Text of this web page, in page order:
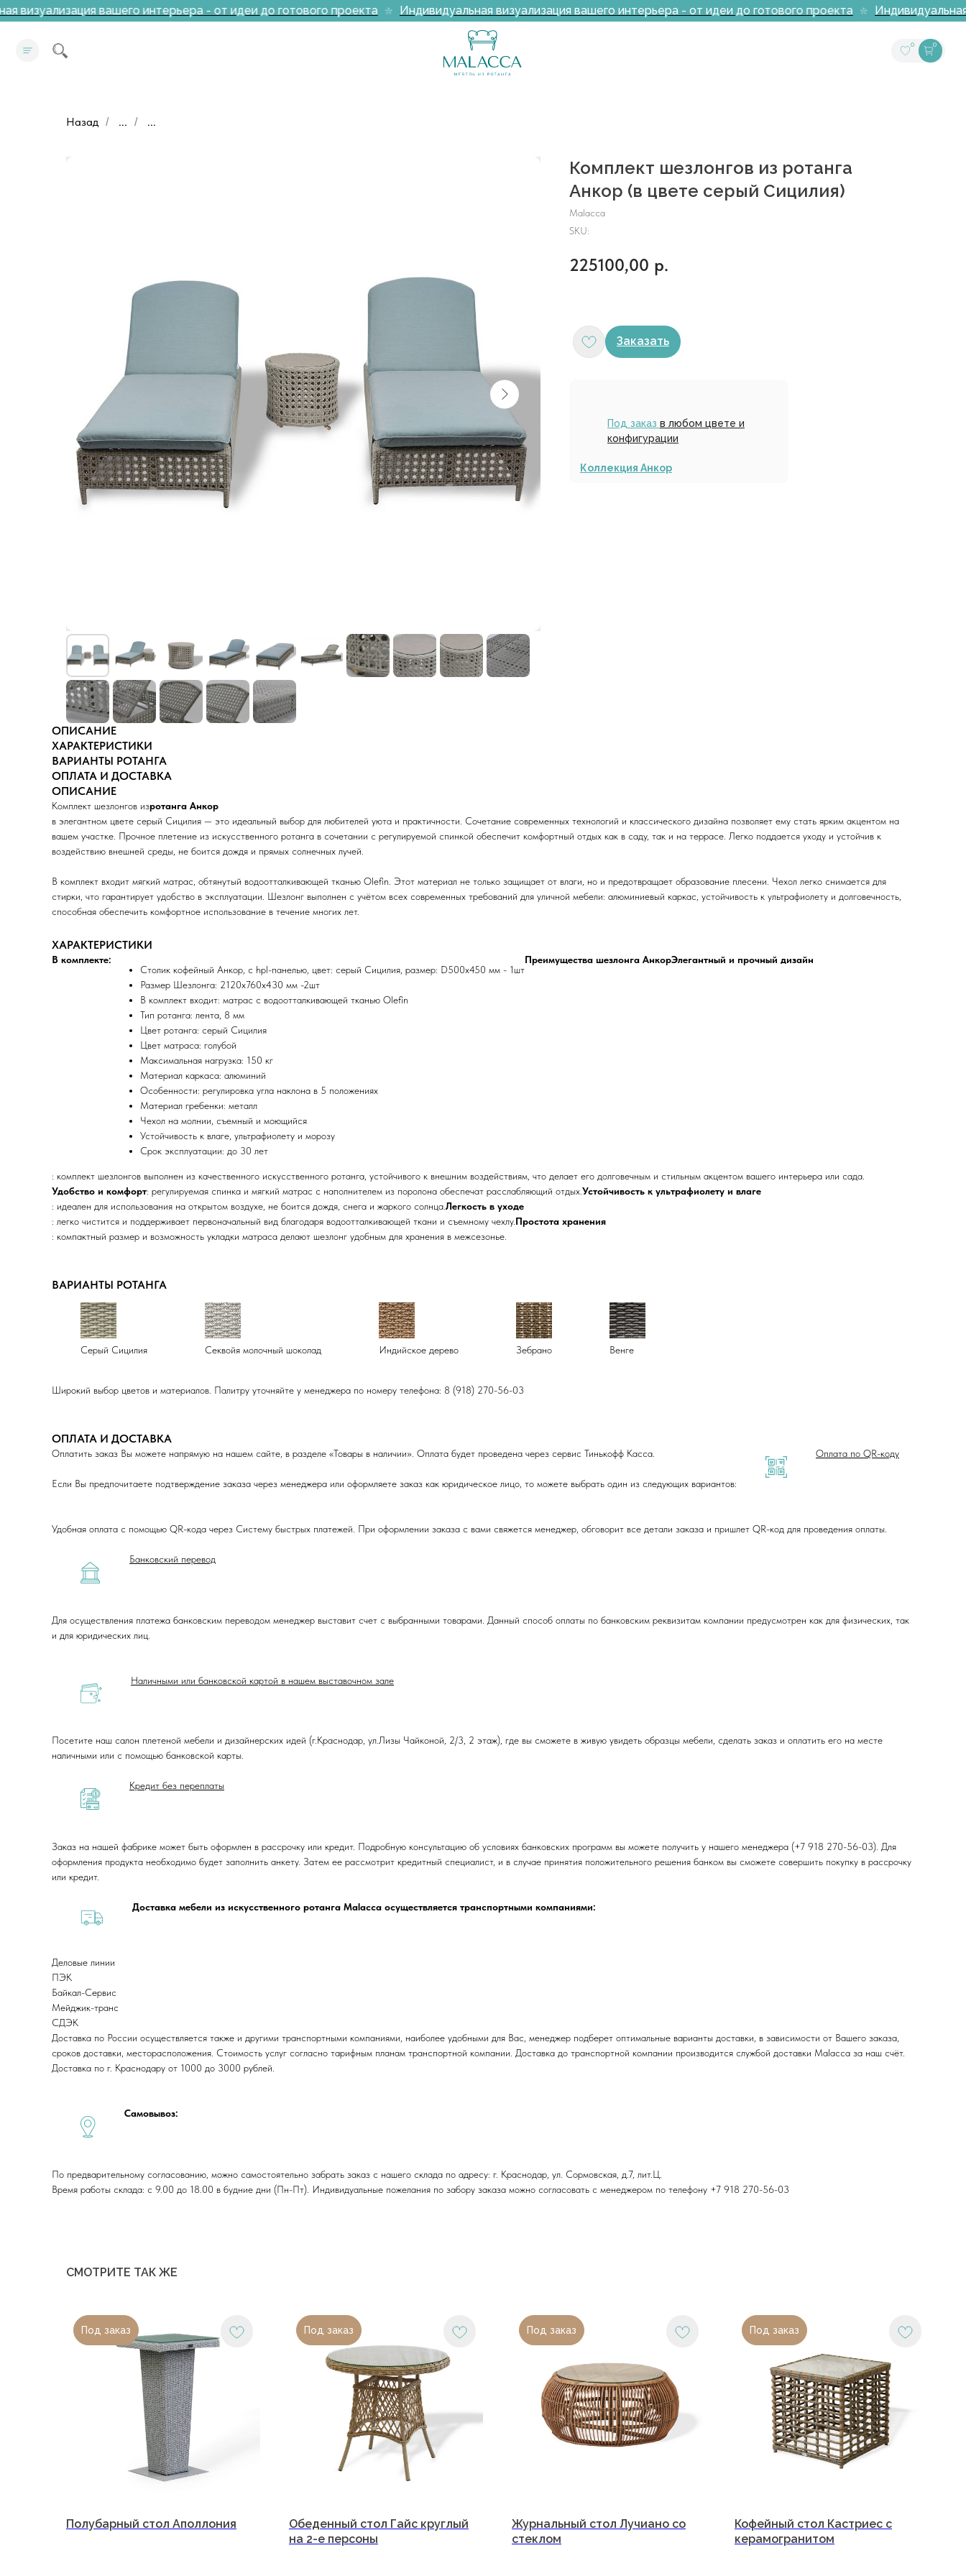
визуализация вашего интерьера - от идеи до готового проекта Индивидуальная визуализация вашего интерьера - от идеи до готового проекта Индивидуальная
Назад / ... / ...
Комплект шезлонгов из ротанга
Анкор (в цвете серый Сицилия)
Malacca
SKU:
225100,00 р.
Заказать
Под заказ в любом цвете и
конфигурации
Коллекция Анкор
ОПИСАНИЕ
ХАРАКТЕРИСТИКИ
ВАРИАНТЫ РОТАНГА
ОПЛАТА И ДОСТАВКА
ОПИСАНИЕ
Комплект шезлонгов изротанга Анкор
в элегантном цвете серый Сицилия — это идеальный выбор для любителей уюта и практичности. Сочетание современных технологий и классического дизайна позволяет ему стать ярким акцентом на
вашем участке. Прочное плетение из искусственного ротанга в сочетании с регулируемой спинкой обеспечит комфортный отдых как в саду, так и на террасе. Легко поддается уходу и устойчив к
воздействию внешней среды, не боится дождя и прямых солнечных лучей.
В комплект входит мягкий матрас, обтянутый водоотталкивающей тканью Olefin. Этот материал не только защищает от влаги, но и предотвращает образование плесени. Чехол легко снимается для
стирки, что гарантирует удобство в эксплуатации. Шезлонг выполнен с учётом всех современных требований для уличной мебели: алюминиевый каркас, устойчивость к ультрафиолету и долговечность,
способная обеспечить комфортное использование в течение многих лет.
ХАРАКТЕРИСТИКИ
В комплекте:
Столик кофейный Анкор, с hpl-панелью, цвет: серый Сицилия, размер: D500х450 мм - 1шт
Размер Шезлонга: 2120х760х430 мм -2шт
В комплект входит: матрас с водоотталкивающей тканью Olefin
Тип ротанга: лента, 8 мм
Цвет ротанга: серый Сицилия
Цвет матраса: голубой
Максимальная нагрузка: 150 кг
Материал каркаса: алюминий
Особенности: регулировка угла наклона в 5 положениях
Материал гребенки: металл
Чехол на молнии, съемный и моющийся
Устойчивость к влаге, ультрафиолету и морозу
Срок эксплуатации: до 30 лет
Преимущества шезлонга АнкорЭлегантный и прочный дизайн
: комплект шезлонгов выполнен из качественного искусственного ротанга, устойчивого к внешним воздействиям, что делает его долговечным и стильным акцентом вашего интерьера или сада.
Удобство и комфорт: регулируемая спинка и мягкий матрас с наполнителем из поролона обеспечат расслабляющий отдых.Устойчивость к ультрафиолету и влаге
: идеален для использования на открытом воздухе, не боится дождя, снега и жаркого солнца.Легкость в уходе
: легко чистится и поддерживает первоначальный вид благодаря водоотталкивающей ткани и съемному чехлу.Простота хранения
: компактный размер и возможность укладки матраса делают шезлонг удобным для хранения в межсезонье.
ВАРИАНТЫ РОТАНГА
Серый Сицилия Секвойя молочный шоколад Индийское дерево Зебрано Венге
Широкий выбор цветов и материалов. Палитру уточняйте у менеджера по номеру телефона: 8 (918) 270-56-03
ОПЛАТА И ДОСТАВКА
Оплатить заказ Вы можете напрямую на нашем сайте, в разделе «Товары в наличии». Оплата будет проведена через сервис Тинькофф Касса.
Если Вы предпочитаете подтверждение заказа через менеджера или оформляете заказ как юридическое лицо, то можете выбрать один из следующих вариантов:
Оплата по QR-коду
Удобная оплата с помощью QR-кода через Систему быстрых платежей. При оформлении заказа с вами свяжется менеджер, обговорит все детали заказа и пришлет QR-код для проведения оплаты.
Банковский перевод
Для осуществления платежа банковским переводом менеджер выставит счет с выбранными товарами. Данный способ оплаты по банковским реквизитам компании предусмотрен как для физических, так
и для юридических лиц.
Наличными или банковской картой в нашем выставочном зале
Посетите наш салон плетеной мебели и дизайнерских идей (г.Краснодар, ул.Лизы Чайконой, 2/3, 2 этаж), где вы сможете в живую увидеть образцы мебели, сделать заказ и оплатить его на месте
наличными или с помощью банковской карты.
Кредит без переплаты
Заказ на нашей фабрике может быть оформлен в рассрочку или кредит. Подробную консультацию об условиях банковских программ вы можете получить у нашего менеджера (+7 918 270-56-03). Для
оформления продукта необходимо будет заполнить анкету. Затем ее рассмотрит кредитный специалист, и в случае принятия положительного решения банком вы сможете совершить покупку в рассрочку
или кредит.
Доставка мебели из искусственного ротанга Malacca осуществляется транспортными компаниями:
Деловые линии
ПЭК
Байкал-Сервис
Мейджик-транс
СДЭК
Доставка по России осуществляется также и другими транспортными компаниями, наиболее удобными для Вас, менеджер подберет оптимальные варианты доставки, в зависимости от Вашего заказа,
сроков доставки, месторасположения. Стоимость услуг согласно тарифным планам транспортной компании. Доставка до транспортной компании производится службой доставки Malacca за наш счёт.
Доставка по г. Краснодару от 1000 до 3000 рублей.
Самовывоз:
По предварительному согласованию, можно самостоятельно забрать заказ с нашего склада по адресу: г. Краснодар, ул. Сормовская, д.7, лит.Ц.
Время работы склада: с 9.00 до 18.00 в будние дни (Пн-Пт). Индивидуальные пожелания по забору заказа можно согласовать с менеджером по телефону +7 918 270-56-03
СМОТРИТЕ ТАК ЖЕ
Под заказ
Полубарный стол Аполлония
Под заказ
Обеденный стол Гайс круглый
на 2-е персоны
Под заказ
Журнальный стол Лучиано со
стеклом
Под заказ
Кофейный стол Кастриес с
керамогранитом
ООО «Малакка Гостеприимство» office@malacca.ru
Юридический адрес:
г. Москва,пр-т. Мира 211,
Сотрудничество
Для бизнеса